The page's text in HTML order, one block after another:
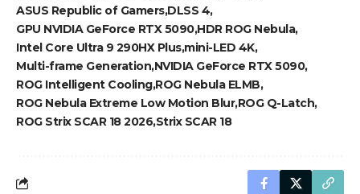
ASUS Republic of GamersDLSS 4
GPU NVIDIA GeForce RTX 5090HDR ROG Nebula
Intel Core Ultra 9 290HX Plusmini-LED 4K
Multi-frame GenerationNVIDIA GeForce RTX 5090
ROG Intelligent CoolingROG Nebula ELMB
ROG Nebula Extreme Low Motion BlurROG Q-Latch
ROG Strix SCAR 18 2026Strix SCAR 18